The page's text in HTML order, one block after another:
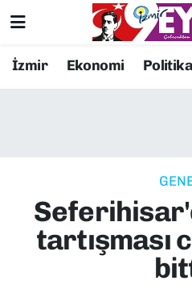
İzmir Ekonomi
tartışması
Resmi İlanlar
EKONOMİ
Konak Nöbetçi
Süper Lig Puan
Tüm Manşetler
Son Dakika Haberleri